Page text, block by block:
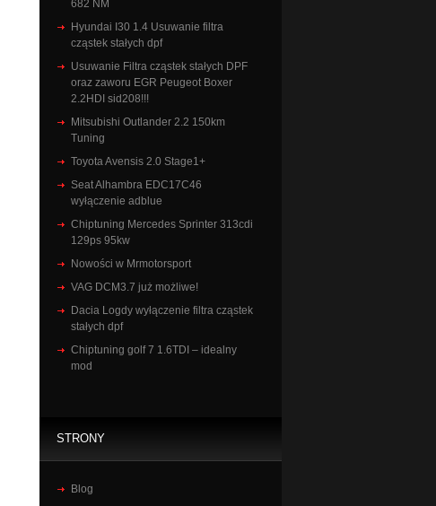
682 NM
Hyundai I30 1.4 Usuwanie filtra
cząstek stałych dpf
Usuwanie Filtra cząstek stałych DPF
oraz zaworu EGR Peugeot Boxer
2.2HDI sid208!!!
Mitsubishi Outlander 2.2 150km
Tuning
Toyota Avensis 2.0 Stage1+
Seat Alhambra EDC17C46
wyłączenie adblue
Chiptuning Mercedes Sprinter 313cdi
129ps 95kw
Nowości w Mrmotorsport
VAG DCM3.7 już możliwe!
Dacia Logdy wyłączenie filtra cząstek
stałych dpf
Chiptuning golf 7 1.6TDI – idealny
mod
STRONY
Blog